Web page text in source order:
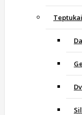
Teptukai